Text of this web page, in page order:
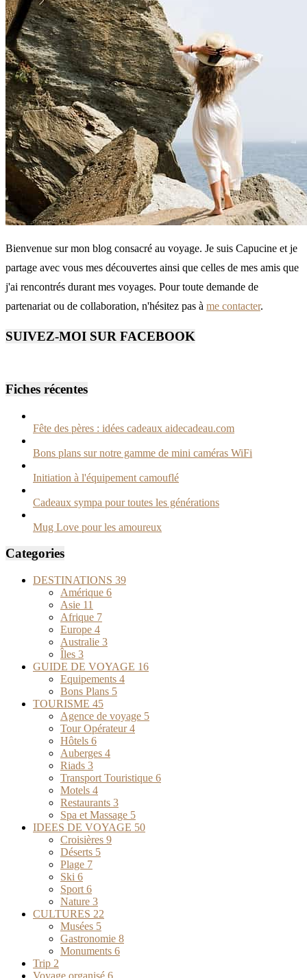
Bienvenue sur mon blog consacré au voyage. Je suis Capucine et je
partage avec vous mes découvertes ainsi que celles de mes amis que
j'ai rencontrés durant mes voyages. Pour toute demande de
partenariat ou de collaboration, n'hésitez pas à me contacter.
SUIVEZ-MOI SUR FACEBOOK
Fiches récentes
Fête des pères : idées cadeaux aidecadeau.com
Bons plans sur notre gamme de mini caméras WiFi
Initiation à l'équipement camouflé
Cadeaux sympa pour toutes les générations
Mug Love pour les amoureux
Categories
DESTINATIONS 39
Amérique 6
Asie 11
Afrique 7
Europe 4
Australie 3
Îles 3
GUIDE DE VOYAGE 16
Equipements 4
Bons Plans 5
TOURISME 45
Agence de voyage 5
Tour Opérateur4
Hôtels 6
Auberges 4
Riads 3
Transport Touristique 6
Motels 4
Restaurants 3
Spa et Massage 5
IDEES DE VOYAGE 50
Croisières 9
Déserts 5
Plage 7
Ski 6
Sport 6
Nature 3
CULTURES 22
Musées 5
Gastronomie 8
Monuments 6
Trip 2